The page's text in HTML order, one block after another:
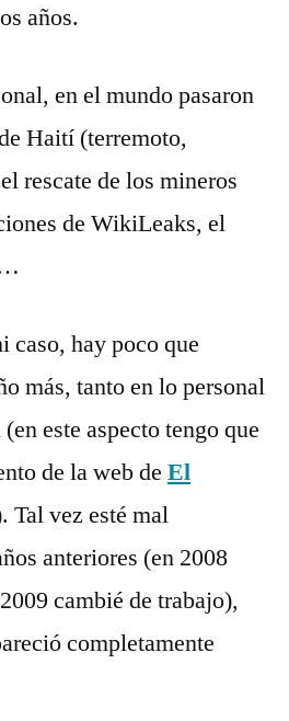
años.
en el mundo pasaron
Haití (terremoto,
rescate de los mineros
de WikiLeaks, el
caso, hay poco que
más, tanto en lo personal
este aspecto tengo que
de la web de El
Tal vez esté mal
anteriores (en 2008
cambié de trabajo),
completamente